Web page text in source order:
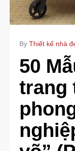
By Thiết kế nhà
50
trang